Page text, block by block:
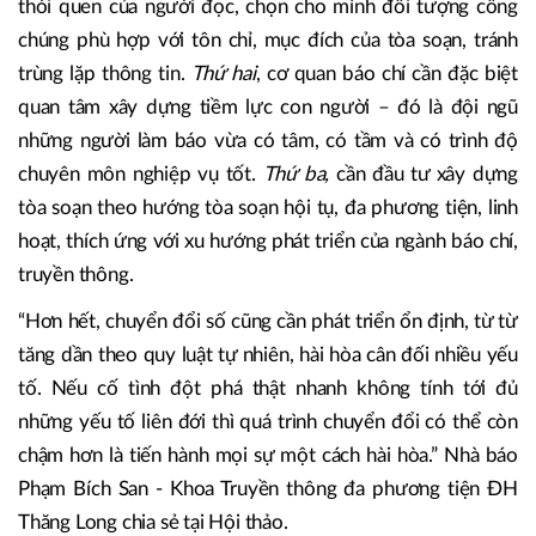
thói quen của người đọc, chọn cho mình đối tượng công
chúng phù hợp với tôn chỉ, mục đích của tòa soạn, tránh
trùng lặp thông tin. Thứ hai, cơ quan báo chí cần đặc biệt
quan tâm xây dựng tiềm lực con người – đó là đội ngũ
những người làm báo vừa có tâm, có tầm và có trình độ
chuyên môn nghiệp vụ tốt. Thứ ba, cần đầu tư xây dựng
tòa soạn theo hướng tòa soạn hội tụ, đa phương tiện, linh
hoạt, thích ứng với xu hướng phát triển của ngành báo chí,
truyền thông.
“Hơn hết, chuyển đổi số cũng cần phát triển ổn định, từ từ
tăng dần theo quy luật tự nhiên, hài hòa cân đối nhiều yếu
tố. Nếu cố tình đột phá thật nhanh không tính tới đủ
những yếu tố liên đới thì quá trình chuyển đổi có thể còn
chậm hơn là tiến hành mọi sự một cách hài hòa.” Nhà báo
Phạm Bích San - Khoa Truyền thông đa phương tiện ĐH
Thăng Long chia sẻ tại Hội thảo.